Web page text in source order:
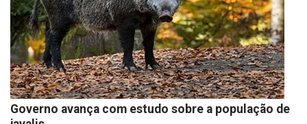
Governo avança com estudo sobre a população de